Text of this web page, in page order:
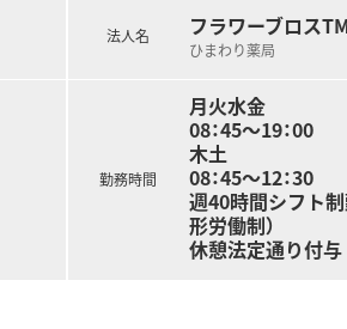
法人名 フラワーブロス
ひまわり薬局
勤務時間
月火水金
08：45～19：00
木土
08：45～12：30
週40時間シフト
形労働制）
休憩法定通り付与